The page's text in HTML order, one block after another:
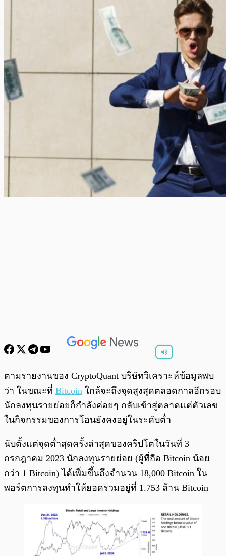
0:00/
ตามรายงานของ CryptoQuant บริษัทวิเคราะห์ข้อมูลพบ
ว่า ในขณะที่ Bitcoin ใกล้จะถึงจุดสูงสุดตลอดกาลอีกรอบ
นักลงทุนรายย่อยก็กำลังค่อยๆ กลับเข้าสู่ตลาดแต่ตัวเลข
ในกิจกรรมของการโอนยังคงอยู่ในระดับต่ำ
นับตั้งแต่จุดต่ำสุดครั้งล่าสุดของคริปโตในวันที่ 3
กรกฎาคม 2023 นักลงทุนรายย่อย (ผู้ที่ถือ Bitcoin น้อย
กว่า 1 Bitcoin) ได้เพิ่มขึ้นถึงจำนวน 18,000 Bitcoin ใน
พอร์ตการลงทุนทำให้ยอดรวมอยู่ที่ 1.753 ล้าน Bitcoin